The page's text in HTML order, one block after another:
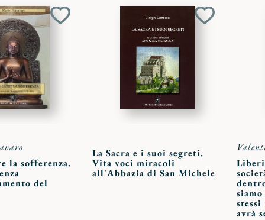
Aggiungi
la sofferenza.
del
Aggiungi
La Sacra e i suoi segreti.
Vita voci miracoli
all'Abbazia di San Michele
avrà